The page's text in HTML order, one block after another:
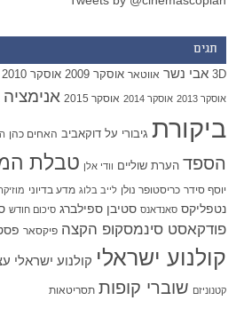
תגים
3D אבי נשר אווטאר אוסקר 2009 אוסקר 2010
אוסקר 2013 אוסקר 2014 אוסקר 2015 אנימציה
ביקורת גיבורי על דוקאביב האחים כהן
הספד הערת שוליים וודי אלן טבלת
יוסף סידר כריסטופר נולן לייב בלוג מדע בדיוני
נטפליקס סאנדאנס סטיבן ספילברג סיכום חודש
פודקאסט סינמסקופ הקצה פיקסאר
קולנוע ישראלי קולנוע ישראלי
קטנוניזם שוברי קופות תסריטאות